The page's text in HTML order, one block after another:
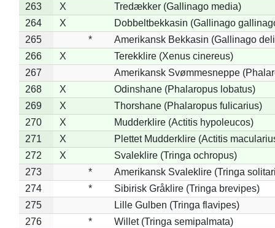
263
X
Tredækker (Gallinago media)
264
X
Dobbeltbekkasin (Gallinago
265
*
Amerikansk Bekkasin (Gallinago
266
X
Terekklire (Xenus cinereus)
267
Amerikansk Svømmesneppe
268
X
Odinshane (Phalaropus lobatus)
269
X
Thorshane (Phalaropus fulicarius)
270
X
Mudderklire (Actitis hypoleucos)
271
X
Plettet Mudderklire (Actitis
272
X
Svaleklire (Tringa ochropus)
273
*
Amerikansk Svaleklire (Tringa
274
*
Sibirisk Gråklire (Tringa brevipes)
275
Lille Gulben (Tringa flavipes)
276
*
Willet (Tringa semipalmata)